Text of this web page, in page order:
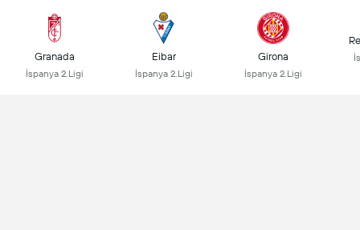
Granada
İspanya 2.Ligi
Eibar
İspanya 2.Ligi
Girona
İspanya 2.Ligi